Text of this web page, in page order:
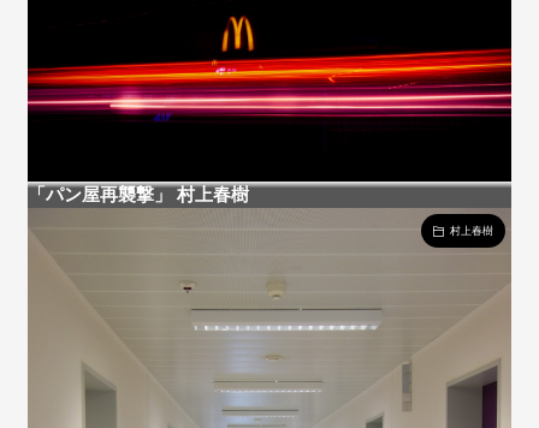
「パン屋再襲撃」 村上春樹
村上春樹